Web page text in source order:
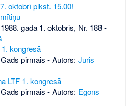
oktobrī plkst. 15.00!
gada 1. oktobris, Nr. 188-
kongresā
pirmais - Autors: Juris
LTF 1. kongresā
pirmais - Autors: Egons